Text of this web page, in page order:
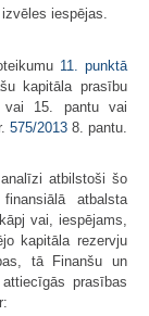
iespējas.
11. punktā
kapitāla prasību
15. pantu vai
575/2013 8. pantu.
atbilstoši šo
atbalsta
vai, iespējams,
kapitāla rezervju
tā Finanšu un
prasības